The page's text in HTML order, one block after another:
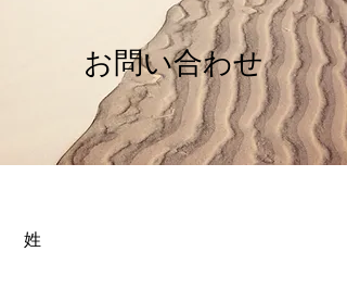
お問い合わせ
姓